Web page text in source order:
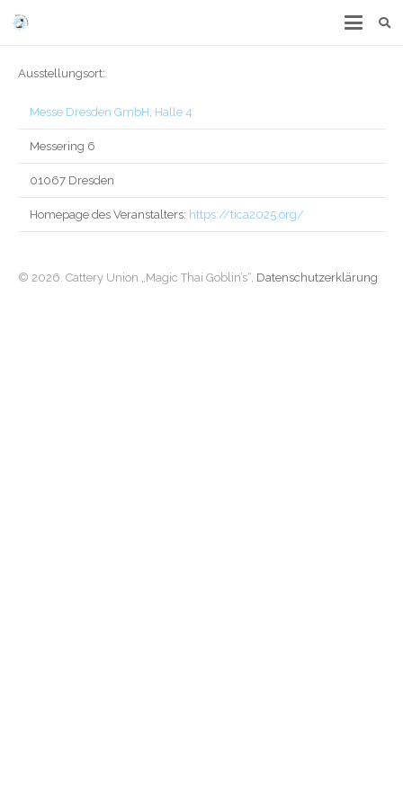
Ausstellungsort:
Messe Dresden GmbH, Halle 4
Messering 6
01067 Dresden
Homepage des Veranstalters: https://tica2025.org/
© 2026. Cattery Union „Magic Thai Goblin’s“, Datenschutzerklärung